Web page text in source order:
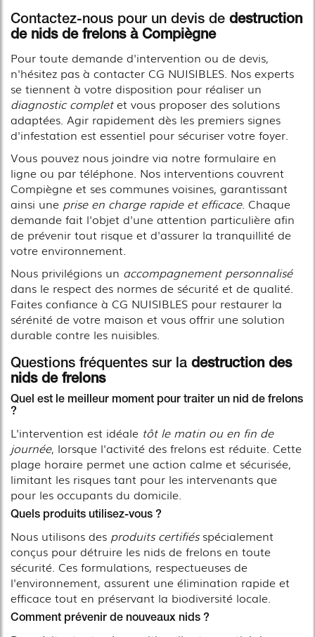
Contactez-nous pour un devis de destruction
de nids de frelons à Compiègne
Pour toute demande d'intervention ou de devis,
n'hésitez pas à contacter CG NUISIBLES. Nos experts
se tiennent à votre disposition pour réaliser un
diagnostic completet vous proposer des solutions
adaptées. Agir rapidement dès les premiers signes
d'infestation est essentiel pour sécuriser votre foyer.
Vous pouvez nous joindre via notre formulaire en
ligne ou par téléphone. Nos interventions couvrent
Compiègne et ses communes voisines, garantissant
ainsi une prise en charge rapide et efficace. Chaque
demande fait l'objet d'une attention particulière afin
de prévenir tout risque et d'assurer la tranquillité de
votre environnement.
Nous privilégions un accompagnement personnalisé
dans le respect des normes de sécurité et de qualité.
Faites confiance à CG NUISIBLES pour restaurer la
sérénité de votre maison et vous offrir une solution
durable contre les nuisibles.
Questions fréquentes sur la destruction des
nids de frelons
Quel est le meilleur moment pour traiter un nid de frelons
?
L'intervention est idéale tôt le matin ou en fin de
journée, lorsque l'activité des frelons est réduite. Cette
plage horaire permet une action calme et sécurisée,
limitant les risques tant pour les intervenants que
pour les occupants du domicile.
Quels produits utilisez-vous ?
Nous utilisons des produits certifiésspécialement
conçus pour détruire les nids de frelons en toute
sécurité. Ces formulations, respectueuses de
l'environnement, assurent une élimination rapide et
efficace tout en préservant la biodiversité locale.
Comment prévenir de nouveaux nids ?